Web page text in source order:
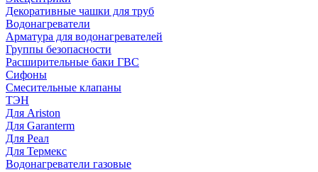
Декоративные чашки для труб
Водонагреватели
Арматура для водонагревателей
Группы безопасности
Расширительные баки ГВС
Сифоны
Смесительные клапаны
ТЭН
Для Ariston
Для Garanterm
Для Реал
Для Термекс
Водонагреватели газовые